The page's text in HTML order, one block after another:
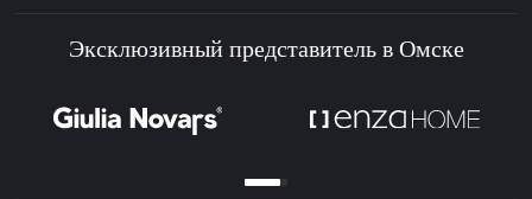
Эксклюзивный представитель в Омске